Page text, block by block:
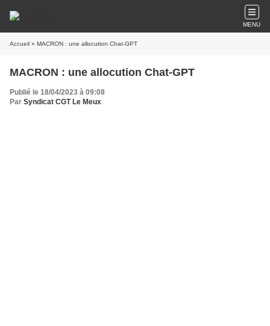
MENU
Accueil » MACRON : une allocution Chat-GPT
MACRON : une allocution Chat-GPT
Publié le 18/04/2023 à 09:08
Par Syndicat CGT Le Meux